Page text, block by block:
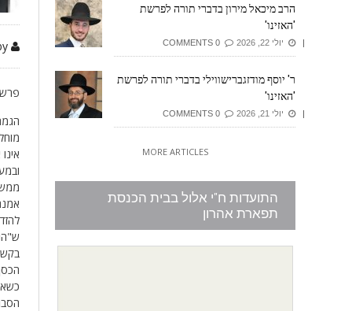
הרב מיכאל מירון בדברי תורה לפרשת
'האזינו'
יולי 22, 2026
ר' יוסף מודזגברישווילי בדברי תורה לפרשת
'האזינו'
יולי 21, 2026
MORE ARTICLES
התועדות ח"י אלול בבית הכנסת
תפארת אהרון